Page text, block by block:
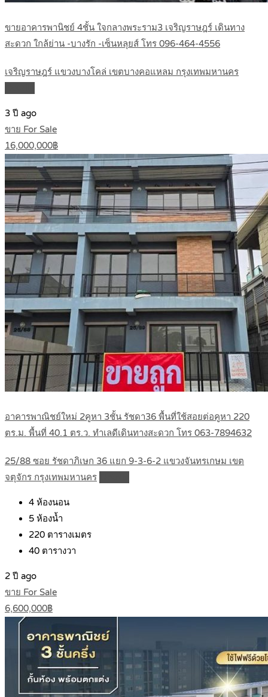
ขายอาคารพานิชย์ 4ชั้น ใจกลางพระราม3 เจริญราษฎร์ เดินทาง
สะดวก ใกล้ย่าน -บางรัก -เซ็นหลุยส์ โทร 096-464-4556
เจริญราษฎร์ แขวงบางโคล่ เขตบางคอแหลม กรุงเทพมหานคร
3 ปี ago
ขาย For Sale
16,000,000฿
อาคารพาณิชย์ใหม่ 2คูหา 3ชั้น รัชดา36 พื้นที่ใช้สอยต่อคูหา 220
ตร.ม. พื้นที่ 40.1 ตร.ว. ทำเลดีเดินทางสะดวก โทร 063-7894632
25/88 ซอย รัชดาภิเษก 36 แยก 9-3-6-2 แขวงจันทรเกษม เขต
จตุจักร กรุงเทพมหานคร
4 ห้องนอน
5 ห้องน้ำ
220 ตารางเมตร
40 ตารางวา
2 ปี ago
ขาย For Sale
6,600,000฿